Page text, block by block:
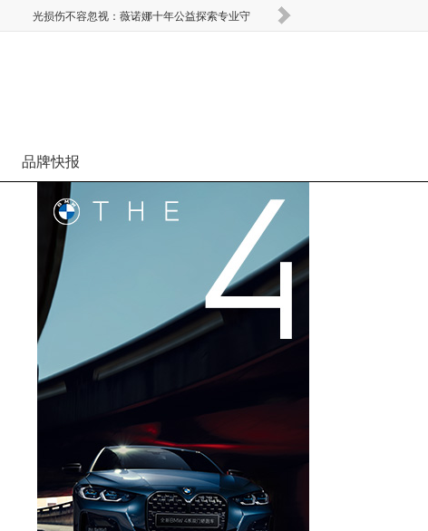
光损伤不容忽视：薇诺娜十年公益探索专业守
品牌快报